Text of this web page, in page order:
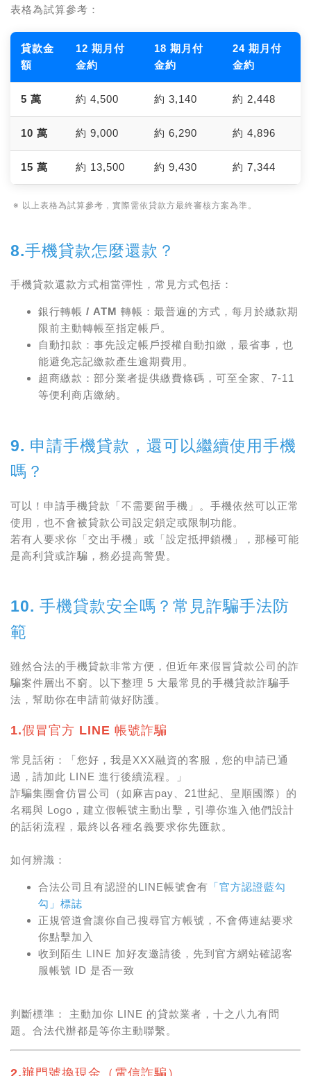
表格為試算參考：
貸款金
額
12 期月付
金約
18 期月付
金約
24 期月付
金約
5 萬 約 4,500 約 3,140 約 2,448
10 萬 約 9,000 約 6,290 約 4,896
15 萬 約 13,500 約 9,430 約 7,344
※ 以上表格為試算參考，實際需依貸款方最終審核方案為準。
8.手機貸款怎麼還款？
手機貸款還款方式相當彈性，常見方式包括：
銀行轉帳 / ATM 轉帳 ：最普遍的方式，每月於繳款期
限前主動轉帳至指定帳戶。
自動扣款 ：事先設定帳戶授權自動扣繳，最省事，也
能避免忘記繳款產生逾期費用。
超商繳款 ：部分業者提供繳費條碼，可至全家、7-11
等便利商店繳納。
9. 申請手機貸款，還可以繼續使用手機
嗎？
可以！申請手機貸款「不需要留手機」。 手機依然可以正常
使用，也不會被貸款公司設定鎖定或限制功能。
若有人要求你「交出手機」或「設定抵押鎖機」，那極可能
是高利貸或詐騙，務必提高警覺。
10. 手機貸款安全嗎？常見詐騙手法防
範
雖然合法的手機貸款非常方便，但近年來假冒貸款公司的詐
騙案件層出不窮。以下整理 5 大最常見的手機貸款詐騙手
法，幫助你在申請前做好防護。
1.假冒官方 LINE 帳號詐騙
常見話術：「您好，我是XXX融資的客服，您的申請已通
過，請加此 LINE 進行後續流程。」
詐騙集團會仿冒公司（如麻吉pay、21世紀、皇順國際）的
名稱與 Logo，建立假帳號主動出擊，引導你進入他們設計
的話術流程，最終以各種名義要求你先匯款。
如何辨識：
合法公司且有認證的LINE帳號會有 「官方認證藍勾
勾」標誌
正規管道會讓你自己搜尋官方帳號，不會傳連結要求
你點擊加入
收到陌生 LINE 加好友邀請後，先到官方網站確認客
服帳號 ID 是否一致
判斷標準： 主動加你 LINE 的貸款業者，十之八九有問
題。合法代辦都是等你主動聯繫。
2.辦門號換現金（電信詐騙）